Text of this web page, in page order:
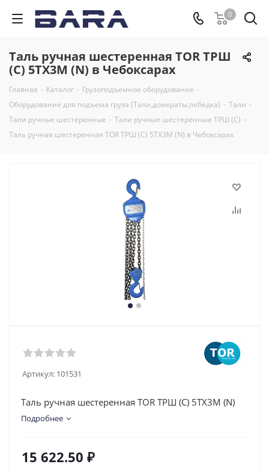
0
Таль ручная шестеренная TOR ТРШ
(C) 5ТХ3М (N) в Чебоксарах
Главная - Каталог - Грузоподъемное оборудование -
Оборудование для подъема груза (Тали,домкраты,лебедка) - Тали -
Тали ручные шестеренные - Тали ручные шестеренные ТРШ (С) -
Таль ручная шестеренная TOR ТРШ (C) 5ТХ3М (N) в Чебоксарах
Артикул: 101531
Таль ручная шестеренная TOR ТРШ (C) 5ТХ3М (N)
Подробнее
15 622.50 ₽